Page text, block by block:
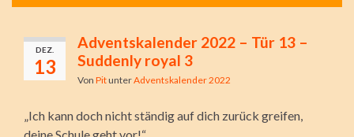
DEZ.
13
Adventskalender 2022 – Tür 13 –
Suddenly royal 3
Von PitunterAdventskalender 2022
„Ich kann doch nicht ständig auf dich zurück greifen,